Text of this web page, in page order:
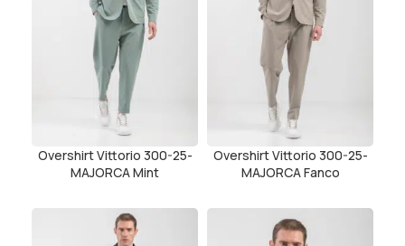
Overshirt Vittorio 300-25-
MAJORCA Mint
Overshirt Vittorio 300-25-
MAJORCA Fanco